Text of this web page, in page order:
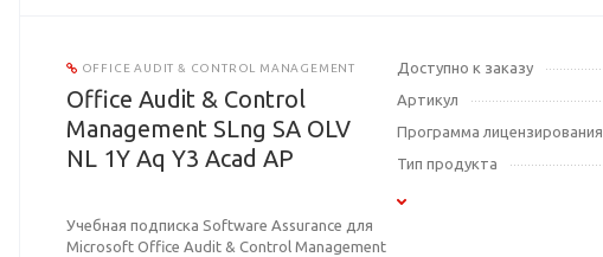
OFFICE AUDIT & CONTROL MANAGEMENT
Office Audit & Control
Management SLng SA OLV
NL 1Y Aq Y3 Acad AP
Учебная подписка Software Assurance для
Microsoft Office Audit & Control Management
Доступно к заказу
Артикул
Программа лицензирования
Тип продукта